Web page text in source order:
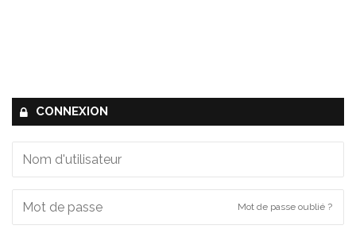
CONNEXION
Mot de passe oublié ?